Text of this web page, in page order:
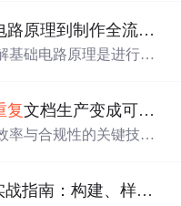
数据源进行填充。这项
维护性，使格式调整
）这一轻量级.
、设计器使用、分组
ASP
理到制作全流程详解
基础电路原理是进行创
同工作，将电能转化为
电流和欧姆定律等概
。本文以制作一支会
复文档生产变成可配置的流水线
率与合规性的关键技术
过数据映射实现动态装
Rails 7+ 集成 Bootstrap 5 实战指南：构建、样式、JS 与部署全链路